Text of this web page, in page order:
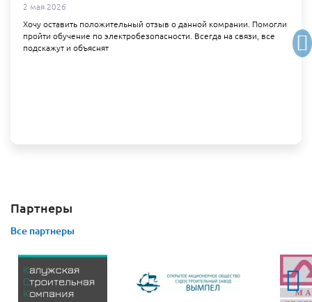
2 мая 2026
Хочу оставить положительный отзыв о данной комрании. Помогли
пройти обучение по электробезопасности. Всегда на связи, все
подскажут и объяснят
Партнеры
Все партнеры